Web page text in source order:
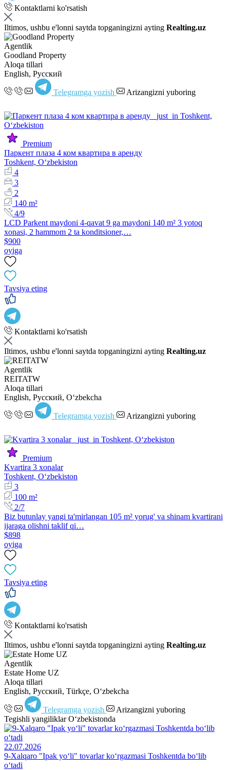
Kontaktlarni ko'rsatish
Iltimos, ushbu e'lonni saytda topganingizni ayting Realting.uz
Agentlik
Goodland Property
Aloqa tillari
English, Русский
Telegramga yozish Arizangizni yuboring
Premium
Паркент плаза 4 ком квартира в аренду
Toshkent, Oʻzbekiston
4
3
2
140 m²
4/9
LCD Parkent maydoni 4-qavat 9 ga maydoni 140 m² 3 yotoq
xonasi, 2 hammom 2 ta konditsioner,…
$900
oyiga
Tavsiya eting
Kontaktlarni ko'rsatish
Iltimos, ushbu e'lonni saytda topganingizni ayting Realting.uz
Agentlik
REITATW
Aloqa tillari
English, Русский, Oʻzbekcha
Telegramga yozish Arizangizni yuboring
Premium
Kvartira 3 xonalar
Toshkent, Oʻzbekiston
3
100 m²
2/7
Biz butunlay yangi ta'mirlangan 105 m² yorug' va shinam kvartirani
ijaraga olishni taklif qi…
$898
oyiga
Tavsiya eting
Kontaktlarni ko'rsatish
Iltimos, ushbu e'lonni saytda topganingizni ayting Realting.uz
Agentlik
Estate Home UZ
Aloqa tillari
English, Русский, Türkçe, Oʻzbekcha
Telegramga yozish
Arizangizni yuboring
Tegishli yangiliklar O‘zbekistonda
22.07.2026
9-Xalqaro "Ipak yo‘li" tovarlar ko‘rgazmasi Toshkentda bo‘lib
o‘tadi